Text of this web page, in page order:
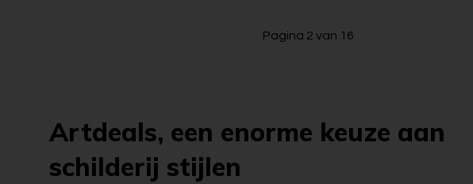
Pagina 2 van 16
Artdeals, een enorme keuze aan
schilderij stijlen